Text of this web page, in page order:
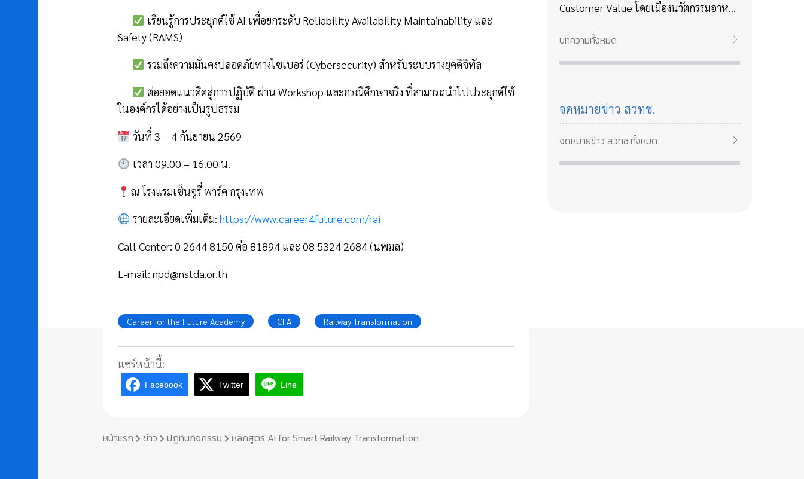
เรียนรู้การประยุกต์ใช้ AI เพื่อยกระดับ Reliability Availability Maintainability และ
Safety (RAMS)
รวมถึงความมั่นคงปลอดภัยทางไซเบอร์ (Cybersecurity) สำหรับระบบรางยุคดิจิทัล
ต่อยอดแนวคิดสู่การปฏิบัติ ผ่าน Workshop และกรณีศึกษาจริง ที่สามารถนำไปประยุกต์ใช้
ในองค์กรได้อย่างเป็นรูปธรรม
วันที่ 3 – 4 กันยายน 2569
เวลา 09.00 – 16.00 น.
ณ โรงแรมเซ็นจูรี่ พาร์ค กรุงเทพ
รายละเอียดเพิ่มเติม: https://www.career4future.com/rai
Call Center: 0 2644 8150 ต่อ 81894 และ 08 5324 2684 (นพมล)
E-mail: npd@nstda.or.th
Career for the Future Academy CFA Railway Transformation
แชร์หน้านี้:
Facebook Twitter Line
Customer Value โดยเมืองนวัตกรรมอาหาร
สวทช เรียนรู้การวิเคราะห์ลูกค้า สร้างคุณค่า
และกลยุทธ์เติบโตธุรกิจอาหาร 14–15 พ.ค.
บทความทั้งหมด
จดหมายข่าว สวทช.
จดหมายข่าว สวทช.ทั้งหมด
หน้าแรก ข่าว ปฏิทินกิจกรรม หลักสูตร AI for Smart Railway Transformation